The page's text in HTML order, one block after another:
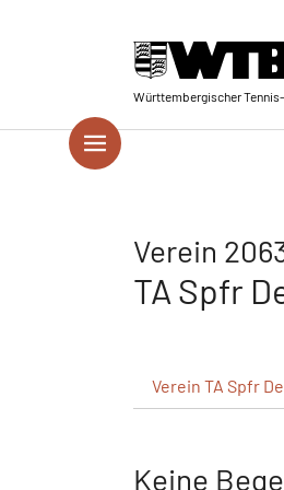
Württembergischer Tennis-
Verein
TA Spfr
Verein TA Spfr
Keine